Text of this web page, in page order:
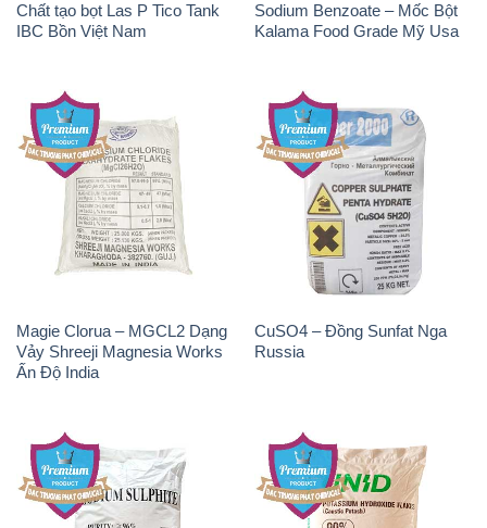
Chất tạo bọt Las P Tico Tank
IBC Bồn Việt Nam
Sodium Benzoate – Mốc Bột
Kalama Food Grade Mỹ Usa
Magie Clorua – MGCL2 Dạng
Vảy Shreeji Magnesia Works
Ấn Độ India
CuSO4 – Đồng Sunfat Nga
Russia